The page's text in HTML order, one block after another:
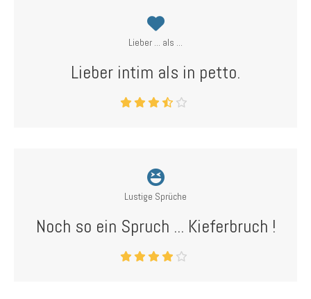
Lieber ... als ...
Lieber intim als in petto.
Lustige Sprüche
Noch so ein Spruch ... Kieferbruch !